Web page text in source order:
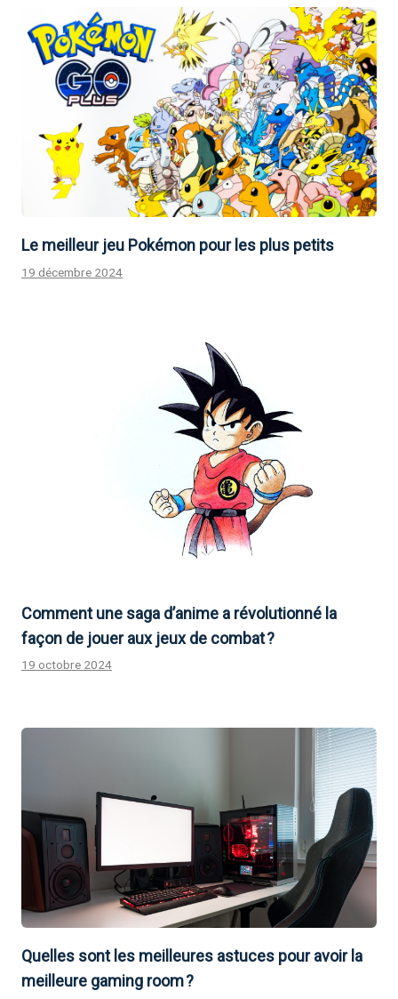
Le meilleur jeu Pokémon pour les plus petits
19 décembre 2024
Comment une saga d’anime a révolutionné la
façon de jouer aux jeux de combat ?
19 octobre 2024
Quelles sont les meilleures astuces pour avoir la
meilleure gaming room ?